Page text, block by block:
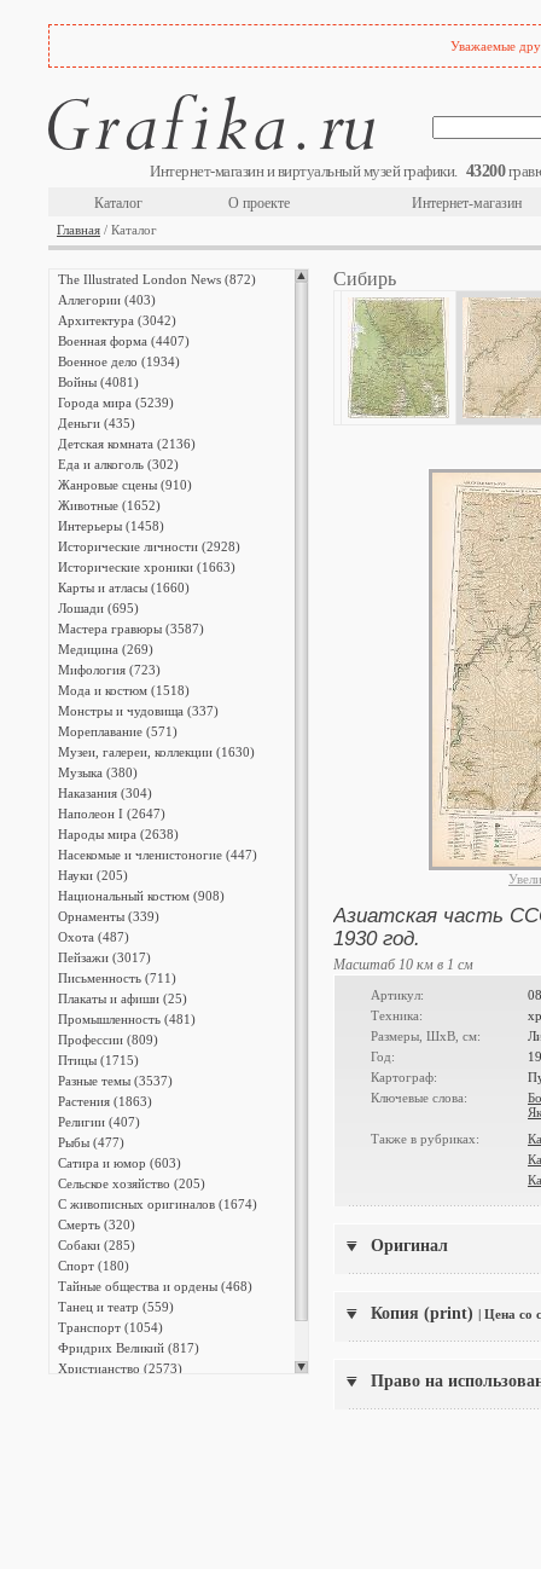
Уважаемые
Интернет-магазин и виртуальный музей графики. 43200
Каталог О проекте Интернет-магазин
Главная / Каталог
The Illustrated London News (872)
Аллегории (403)
Архитектура (3042)
Военная форма (4407)
Военное дело (1934)
Войны (4081)
Города мира (5239)
Деньги (435)
Детская комната (2136)
Еда и алкоголь (302)
Жанровые сцены (910)
Животные (1652)
Интерьеры (1458)
Исторические личности (2928)
Исторические хроники (1663)
Карты и атласы (1660)
Лошади (695)
Мастера гравюры (3587)
Медицина (269)
Мифология (723)
Мода и костюм (1518)
Монстры и чудовища (337)
Мореплавание (571)
Музеи, галереи, коллекции (1630)
Музыка (380)
Наказания (304)
Наполеон I (2647)
Народы мира (2638)
Насекомые и членистоногие (447)
Науки (205)
Национальный костюм (908)
Орнаменты (339)
Охота (487)
Пейзажи (3017)
Письменность (711)
Плакаты и афиши (25)
Промышленность (481)
Профессии (809)
Птицы (1715)
Разные темы (3537)
Растения (1863)
Религии (407)
Рыбы (477)
Сатира и юмор (603)
Сельское хозяйство (205)
С живописных оригиналов (1674)
Смерть (320)
Собаки (285)
Спорт (180)
Тайные общества и ордены (468)
Танец и театр (559)
Транспорт (1054)
Фридрих Великий (817)
Христианство (2573)
Сибирь
Азиатская часть
1930 год.
Масштаб 10 км в 1 см
Артикул:
Техника:
Размеры, ШxВ, см:
Год:
Картограф:
Ключевые слова:
Также в рубриках:
Оригинал
Копия (print) | Цена со
Право на